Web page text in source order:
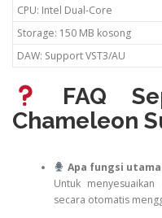
CPU: Intel Dual-Core
Storage: 150 MB kosong
DAW: Support VST3/AU
FAQ
Chameleon
Apa fungsi
Untuk
secara otomatis